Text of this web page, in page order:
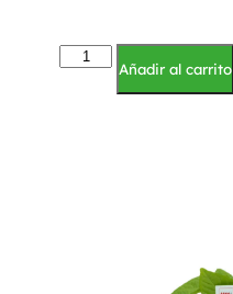
Añadir al carrito